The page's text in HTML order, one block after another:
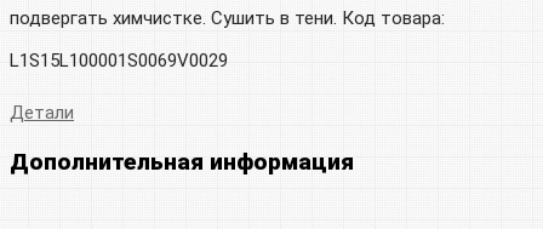
подвергать химчистке. Сушить в тени. Код товара:
L1S15L100001S0069V0029
Детали
Дополнительная информация